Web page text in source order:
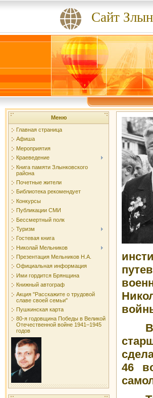
Сайт
Меню
Главная страница
Афиша
Мероприятия
Краеведение
Книга памяти Злынковского
района
Почетные жители
Библиотека рекомендует
Конкурсы
Публикации СМИ
Бессмертный полк
Туризм
Гостевая книга
Николай Мельников
Презентация Мельников Н.А.
Официальная информация
Ими гордится Брянщина
Книжный автограф
Акция "Расскажите о трудовой
славе своей семьи"
Пушкинская карта
80-я годовщина Победы в Великой
Отечественной войне 1941–1945
годов
46